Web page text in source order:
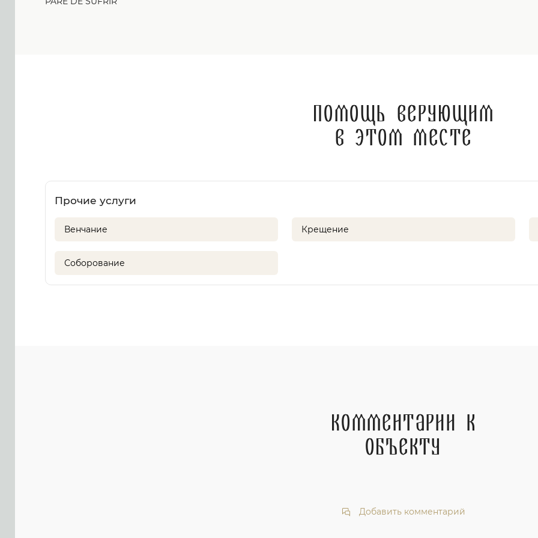
Помощь верующим
в этом месте
Прочие услуги
Венчание Крещение
Соборование
Комментарии к
объекту
Добавить комментарий